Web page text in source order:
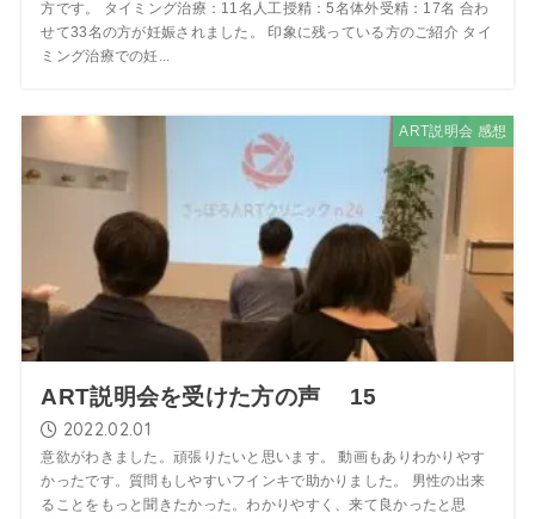
方です。 タイミング治療：11名人工授精：5名体外受精：17名 合わ
せて33名の方が妊娠されました。 印象に残っている方のご紹介 タイ
ミング治療での妊...
ART説明会 感想
ART説明会を受けた方の声 15
2022.02.01
意欲がわきました。頑張りたいと思います。 動画もありわかりやす
かったです。質問もしやすいフインキで助かりました。 男性の出来
ることをもっと聞きたかった。わかりやすく、来て良かったと思